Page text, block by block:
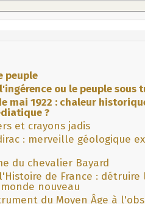
peuple
ou le peuple sous
mai 1922 : chaleur
?
et crayons jadis
: merveille géologique
du chevalier Bayard
de France : détruire
nouveau
du Moyen Âge à